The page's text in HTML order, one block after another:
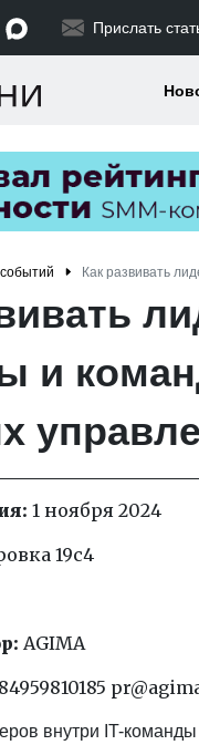
Прислать
Как развивать
и
1 ноября 2024
19с4
AGIMA
84959810185
внутри IT-